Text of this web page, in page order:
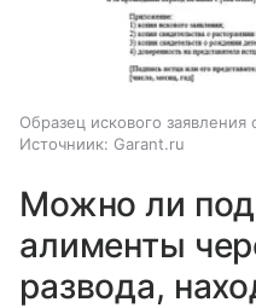
Образец искового заявления
Источниик: Garant.ru
Можно ли
алименты
развода,